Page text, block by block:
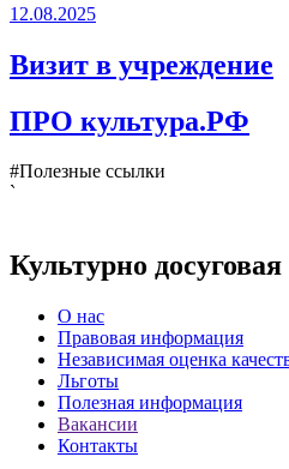
12.08.2025
Визит в учреждение
ПРО культура.РФ
#Полезные ссылки
`
Культурно
О нас
Правовая информация
Независимая оценка
Льготы
Полезная информация
Вакансии
Контакты